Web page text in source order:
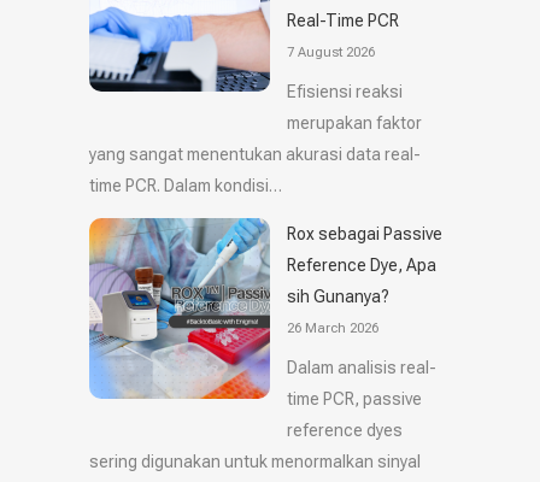
Real-Time PCR
7 August 2026
Efisiensi reaksi
merupakan faktor
yang sangat menentukan akurasi data real-
time PCR. Dalam kondisi…
Rox sebagai Passive
Reference Dye, Apa
sih Gunanya?
26 March 2026
Dalam analisis real-
time PCR, passive
reference dyes
sering digunakan untuk menormalkan sinyal